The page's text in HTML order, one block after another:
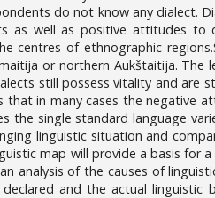
do not know any dialect.
as well as positive attitudes to
of ethnographic
or northern Aukštaitija. The
still possess vitality and are
in many cases the negative
the single standard language
linguistic situation and
map will provide a basis for
analysis of the causes of
and the actual linguistic